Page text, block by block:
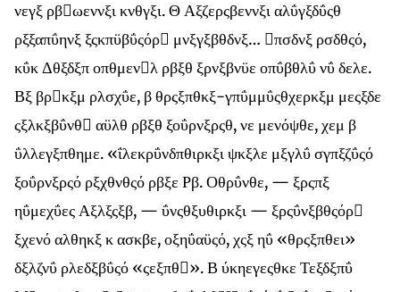
νεγξ ρβωεννξι κνθγξι. Θ Αξζερςβεννξι αλΰγξδΰςθ
ρξξαπΰηνξ ξςκπϋβΰςόρ μνξγξβθδνξ… πσδνξ ρσδθςό,
κΰκ Δθξδξπ οπθμενλ ρβξθ ξρνξβνϋε οπΰβθλΰ νΰ δελε.
Βξ βρκξμ ρλσχΰε, β θρςξπθκξ-γπΰμμΰςθχερκξμ μεςξδε
ςξλκξβΰνθ αϋλθ ρβξθ ξοΰρνξρςθ, νε μενόψθε, χεμ β
ΰλλεγξπθημε. «ΐλεκρΰνδπθιρκξι ψκξλε μξγλΰ σγπξζΰςό
ξοΰρνξρςό ρξχθνθςό ρβξε Ρβ. Οθρΰνθε, — ξρςπξ
ηΰμεχΰες Αξλξςξβ, — ΰνςθξυθιρκξι — ξρςΰνξβθςόρ
ξχενό αλθηκξ κ ασκβε, οξηΰαϋςό, χςξ ηΰ «θρςξπθει»
δξλζνΰ ρλεδξβΰςό «ςεξπθ». Β ύκηεγεςθκε Τεξδξπΰ